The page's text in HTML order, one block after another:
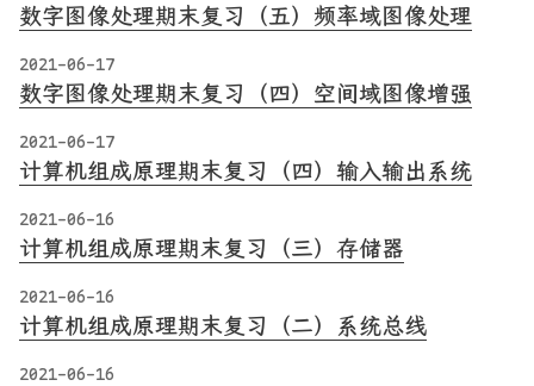
数字图像处理期末复习（五）频率域图像处理
2021-06-17
数字图像处理期末复习（四）空间域图像增强
2021-06-17
计算机组成原理期末复习（四）输入输出系统
2021-06-16
计算机组成原理期末复习（三）存储器
2021-06-16
计算机组成原理期末复习（二）系统总线
2021-06-16